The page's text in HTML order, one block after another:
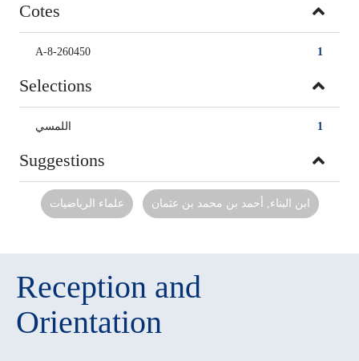
Cotes
1
A-8-260450
Selections
1 اللمسي
Suggestions
علماء الرياضيات‏ ابن البناء‏, ‏أحمد بن محمد بن عثمان‏
Reception and
Orientation